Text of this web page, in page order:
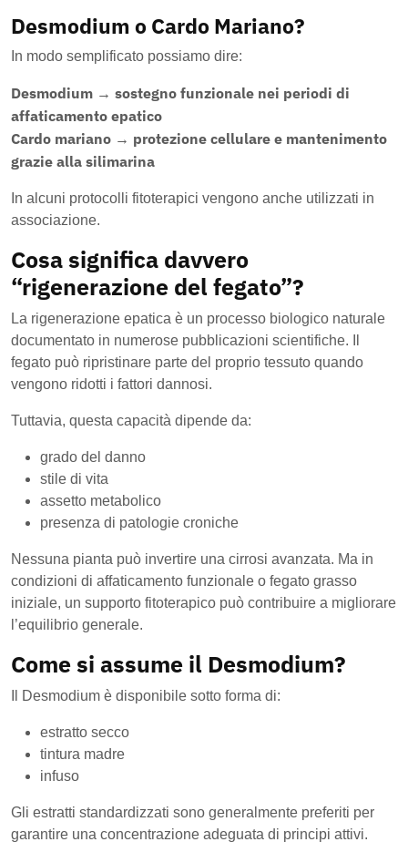
Desmodium o Cardo Mariano?
In modo semplificato possiamo dire:
Desmodium → sostegno funzionale nei periodi di
affaticamento epatico
Cardo mariano → protezione cellulare e mantenimento
grazie alla silimarina
In alcuni protocolli fitoterapici vengono anche utilizzati in
associazione.
Cosa significa davvero
“rigenerazione del fegato”?
La rigenerazione epatica è un processo biologico naturale
documentato in numerose pubblicazioni scientifiche. Il
fegato può ripristinare parte del proprio tessuto quando
vengono ridotti i fattori dannosi.
Tuttavia, questa capacità dipende da:
grado del danno
stile di vita
assetto metabolico
presenza di patologie croniche
Nessuna pianta può invertire una cirrosi avanzata. Ma in
condizioni di affaticamento funzionale o fegato grasso
iniziale, un supporto fitoterapico può contribuire a migliorare
l’equilibrio generale.
Come si assume il Desmodium?
Il Desmodium è disponibile sotto forma di:
estratto secco
tintura madre
infuso
Gli estratti standardizzati sono generalmente preferiti per
garantire una concentrazione adeguata di principi attivi.